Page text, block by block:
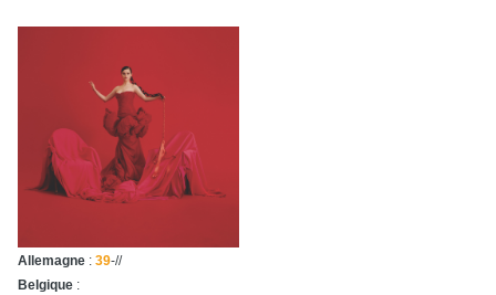
Allemagne : 39-//
Belgique :